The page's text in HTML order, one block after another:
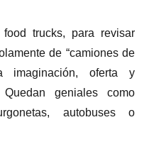
trucks, para revisar
de “camiones de
imaginación, oferta y
Quedan geniales como
autobuses o